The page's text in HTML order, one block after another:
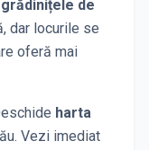
grădinițele de
dar locurile se
oferă mai
harta
Vezi imediat